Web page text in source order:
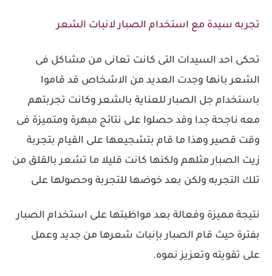
تجربه سيدة مع استخدام الصبار لانبات الشعر
تحكى احد السيدات التى كانت تعانى من مشاكل فى
الشعر بانها وجدت العديد من الاشخاص قد قاموا
باستخدام جل الصبار للعناية بالشعر وكانت تجربتهم
معه ناجحة جدا وقد حصلوا على نتائج مبهرة ومتميزة فى
وقت قصير وهذا ما قام بتشجيعها على القيام بتجربة
زيت الصبار مثلهم ولكنها كانت قليلا ما تشعر بالقلق من
تلك التجربه ولكن بعد خوضها للتجربة وحصولها على
نتيجة مميزة وفعالة بعد مواظبتها على استخدام الصبار
بفترة حيث قام الصبار بإنبات شعرها من جديد وعمل
على تقويته وتعزيز نموه.